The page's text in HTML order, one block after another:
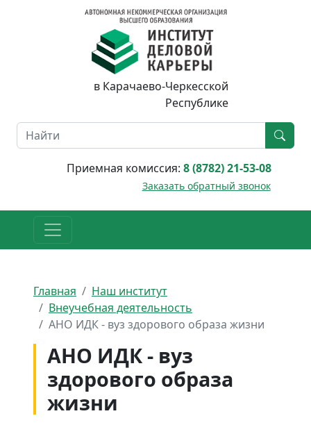
в Карачаево-Черкесской
Республике
Приемная комиссия: 8 (8782) 21-53-08
Заказать обратный звонок
Главная
Наш институт
Внеучебная деятельность
АНО ИДК - вуз здорового образа жизни
АНО ИДК - вуз
здорового образа
жизни